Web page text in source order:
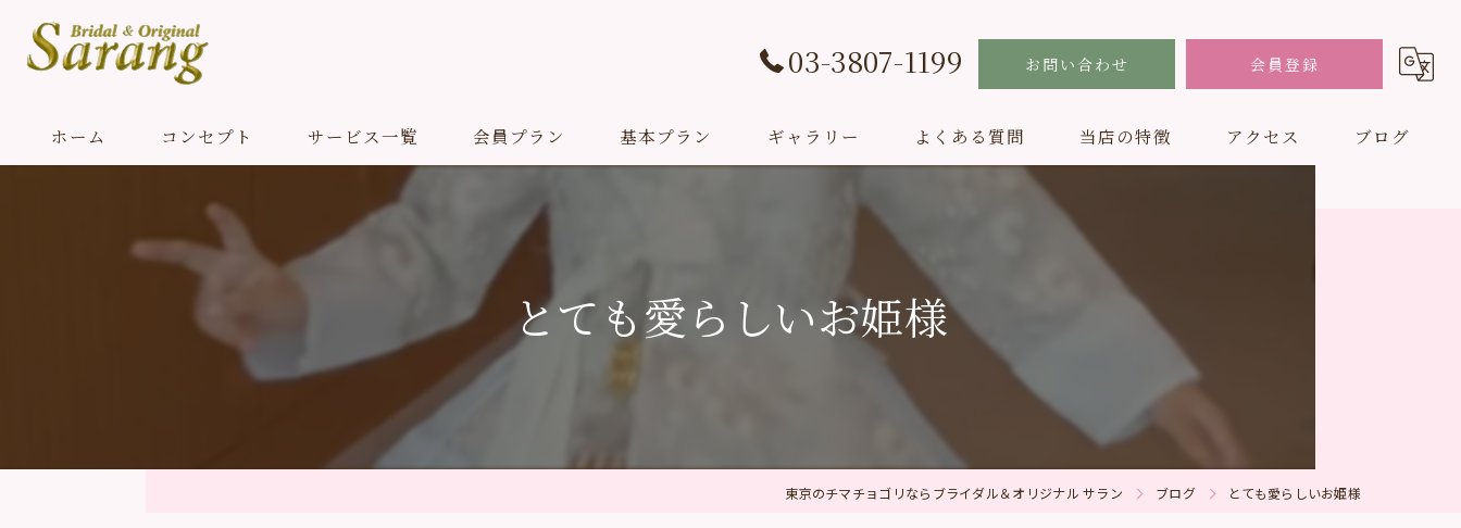
03-3807-1199 お問い合わせ 会員登録
ホーム コンセプト サービス一覧 会員プラン 基本プラン
成人式プラン
ギャラリー よくある質問 当店の特徴
フォトスタジオ
子ども
アクセス ブログ
とても愛らしいお姫様
東京のチマチョゴリならブライダル＆オリジナル サラン ブログ とても愛らしいお姫様